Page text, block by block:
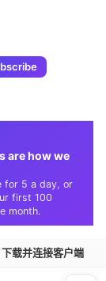
are how we
for 5 a day, or
first 100
month.
载并连接客户端